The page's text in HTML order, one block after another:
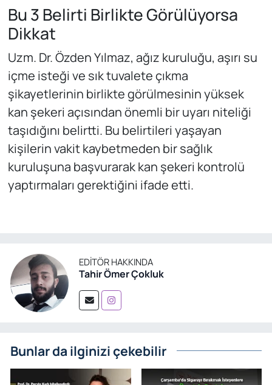
Bu 3 Belirti Birlikte Görülüyorsa
Dikkat
Uzm. Dr. Özden Yılmaz, ağız kuruluğu, aşırı su
içme isteği ve sık tuvalete çıkma
şikayetlerinin birlikte görülmesinin yüksek
kan şekeri açısından önemli bir uyarı niteliği
taşıdığını belirtti. Bu belirtileri yaşayan
kişilerin vakit kaybetmeden bir sağlık
kuruluşuna başvurarak kan şekeri kontrolü
yaptırmaları gerektiğini ifade etti.
EDITÖR HAKKINDA
Tahir Ömer Çokluk
Bunlar da ilginizi çekebilir